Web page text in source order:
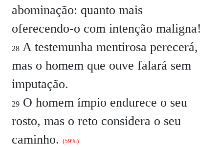
abominação: quanto mais
oferecendo-o com intenção maligna!
28 A testemunha mentirosa perecerá,
mas o homem que ouve falará sem
imputação.
29 O homem ímpio endurece o seu
rosto, mas o reto considera o seu
caminho. (59%)